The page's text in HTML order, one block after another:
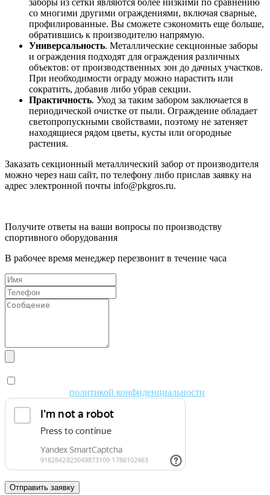
со многими другими ограждениями, включая сварные,
профилированные. Вы сможете сэкономить еще больше,
обратившись к производителю напрямую.
Универсальность. Металлические секционные заборы
и ограждения подходят для ограждения различных
объектов: от производственных зон до дачных участков.
При необходимости ограду можно нарастить или
сократить, добавив либо убрав секции.
Практичность. Уход за таким забором заключается в
периодической очистке от пыли. Ограждение обладает
светопропускными свойствами, поэтому не затеняет
находящиеся рядом цветы, кусты или огородные
растения.
Заказать секционный металлический забор от производителя
можно через наш сайт, по телефону либо прислав заявку на
адрес электронной почты info@pkgros.ru.
Получите ответы на ваши вопросы по производству
спортивного оборудования
В рабочее время менеджер перезвонит в течение часа
политикой конфиденциальности
Отправить заявку